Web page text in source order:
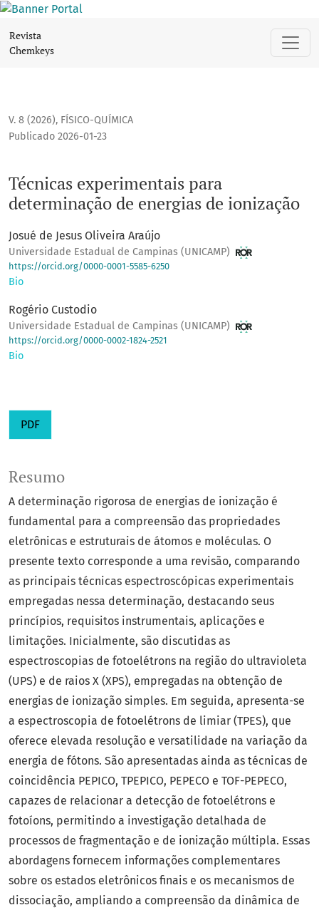
Revista
Chemkeys
V. 8 (2026), FÍSICO-QUÍMICA
Técnicas experimentais para
determinação de energias de ionização
Publicado 2026-01-23
Josué de Jesus Oliveira Araújo
Universidade Estadual de Campinas (UNICAMP)
https://orcid.org/0000-0001-5585-6250
Bio
Rogério Custodio
Universidade Estadual de Campinas (UNICAMP)
https://orcid.org/0000-0002-1824-2521
Bio
PDF
Resumo
A determinação rigorosa de energias de ionização é
fundamental para a compreensão das propriedades
eletrônicas e estruturais de átomos e moléculas. O
presente texto corresponde a uma revisão, comparando
as principais técnicas espectroscópicas experimentais
empregadas nessa determinação, destacando seus
princípios, requisitos instrumentais, aplicações e
limitações. Inicialmente, são discutidas as
espectroscopias de fotoelétrons na região do ultravioleta
(UPS) e de raios X (XPS), empregadas na obtenção de
energias de ionização simples. Em seguida, apresenta-se
a espectroscopia de fotoelétrons de limiar (TPES), que
oferece elevada resolução e versatilidade na variação da
energia de fótons. São apresentadas ainda as técnicas de
coincidência PEPICO, TPEPICO, PEPECO e TOF-PEPECO,
capazes de relacionar a detecção de fotoelétrons e
fotoíons, permitindo a investigação detalhada de
processos de fragmentação e de ionização múltipla. Essas
abordagens fornecem informações complementares
sobre os estados eletrônicos finais e os mecanismos de
dissociação, ampliando a compreensão da dinâmica de